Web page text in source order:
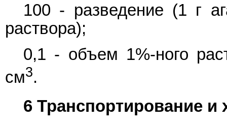
100 - разведение (1 г
раствора);
0,1 - объем 1%-ного
см3.
6 Транспортирование и